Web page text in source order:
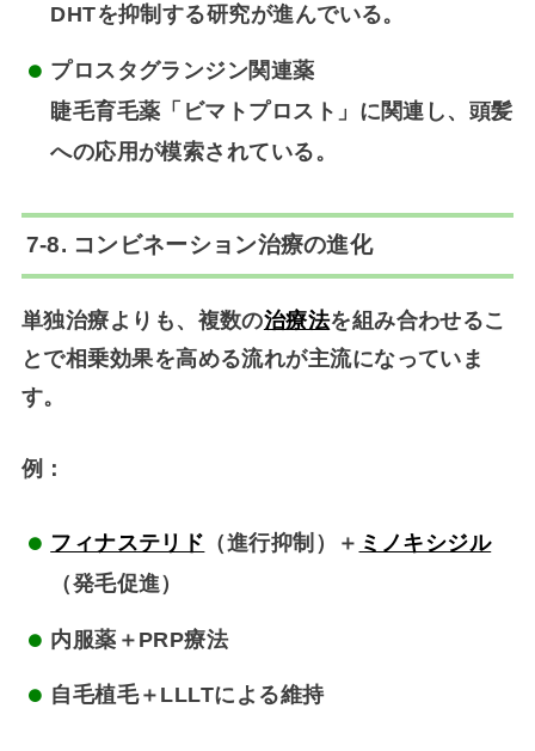
DHTを抑制する研究が進んでいる。
プロスタグランジン関連薬
睫毛育毛薬「ビマトプロスト」に関連し、頭髪
への応用が模索されている。
7-8. コンビネーション治療の進化
単独治療よりも、複数の治療法を組み合わせるこ
とで相乗効果を高める流れが主流になっていま
す。
例：
フィナステリド （進行抑制）＋ ミノキシジル
（発毛促進）
内服薬＋PRP療法
自毛植毛＋LLLTによる維持